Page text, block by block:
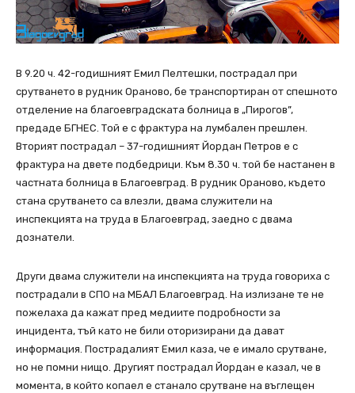
В 9.20 ч. 42-годишният Емил Пелтешки, пострадал при
срутването в рудник Ораново, бе транспортиран от спешното
отделение на благоевградската болница в „Пирогов”,
предаде БГНЕС. Той е с фрактура на лумбален прешлен.
Вторият пострадал – 37-годишният Йордан Петров е с
фрактура на двете подбедрици. Към 8.30 ч. той бе настанен в
частната болница в Благоевград. В рудник Ораново, където
стана срутването са влезли, двама служители на
инспекцията на труда в Благоевград, заедно с двама
дознатели.
Други двама служители на инспекцията на труда говориха с
пострадали в СПО на МБАЛ Благоевград. На излизане те не
пожелаха да кажат пред медиите подробности за
инцидента, тъй като не били оторизирани да дават
информация. Пострадалият Емил каза, че е имало срутване,
но не помни нищо. Другият пострадал Йордан е казал, че в
момента, в който копаел е станало срутване на въглещен